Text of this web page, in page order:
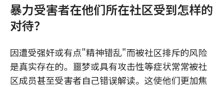
暴力受害者在他们所在社区受到怎样的
对待？
因遭受强奸或有点"精神错乱"而被社区排斥的风险
是真实存在的。噩梦或具有攻击性等症状常常被社
区成员甚至受害者自己错误解读。这使他们更加焦